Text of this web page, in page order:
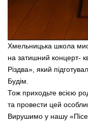
Хмельницька школа
на затишний концерт-
Різдва», який
Будім.
Тож приходьте всією
та провести цей
Вирушимо у нашу